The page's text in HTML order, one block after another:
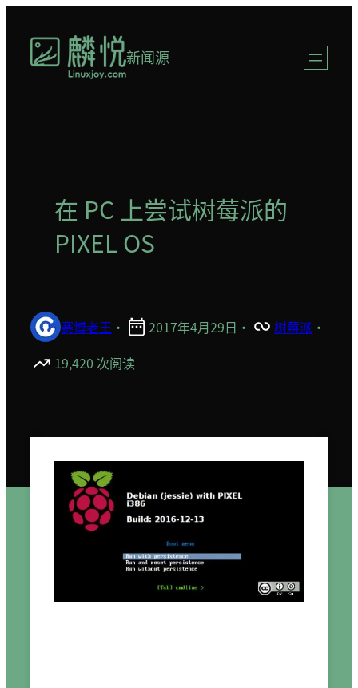
新闻源
在 PC 上尝试树莓派的
PIXEL OS
赛博老王 · 2017年4月29日 · 树莓派 ·
19,420 次阅读